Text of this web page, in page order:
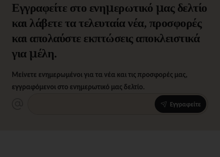
Εγγραφείτε στο ενημερωτικό μας δελτίο
και λάβετε τα τελευταία νέα, προσφορές
και απολαύστε εκπτώσεις αποκλειστικά
για μέλη.
Μείνετε ενημερωμένοι για τα νέα και τις προσφορές μας,
εγγραφόμενοι στο ενημερωτικό μας δελτίο.
Εγγραφείτε